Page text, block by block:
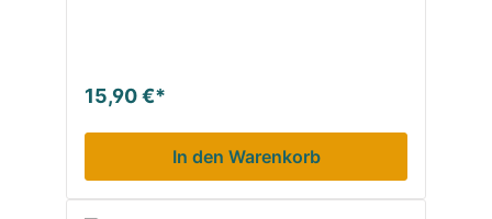
15,90 €*
In den Warenkorb